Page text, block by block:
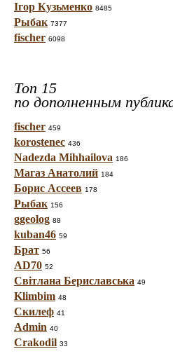
Ігор Кузьменко 8485
Рыбак 7377
fischer 6098
Топ 15
по дополненным
fischer 459
korostenec 436
Nadezda Mihhailova 186
Магаз Анатолий 184
Борис Ассеев 178
Рыбак 156
ggeolog 88
kuban46 59
Брат 56
AD70 52
Світлана Бериславська 49
Klimbim 48
Скилеф 41
Admin 40
Crakodil 33